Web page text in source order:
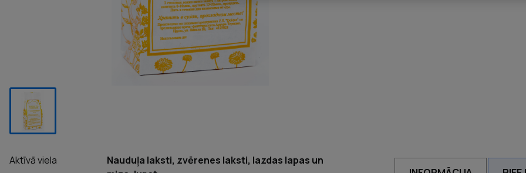
Aktīvā viela
Nauduļa laksti, zvērenes laksti, lazdas lapas un